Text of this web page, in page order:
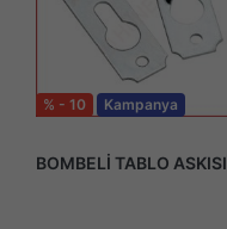
% - 10 Kampanya
BOMBELİ TABLO ASKISI